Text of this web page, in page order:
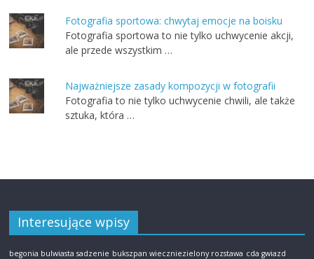
Fotografia sportowa: chwytaj emocje na boisku
Fotografia sportowa to nie tylko uchwycenie akcji,
ale przede wszystkim …
Najważniejsze zasady kompozycji w fotografii
Fotografia to nie tylko uchwycenie chwili, ale także
sztuka, która …
Interesujące wpisy
begonia bulwiasta sadzenie bukszpan wieczniezielony rozstawa cda gwiazd